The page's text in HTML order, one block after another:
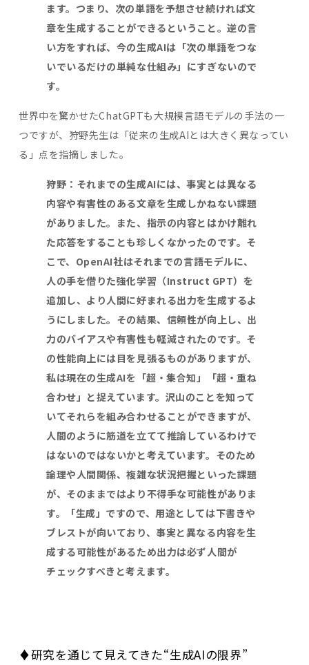
ます。つまり、次の単語を予想させ続ければ文
章を生成することができるということ。逆の言
い方をすれば、今の生成AIは「次の単語をつな
いでいるだけの単純な仕組み」にすぎないので
す。
世界中を驚かせたChatGPTも大規模言語モデルの手法の一
つですが、狩野先生は「従来の生成AIとは大きく異なってい
る」点を指摘しました。
狩野：それまでの生成AIには、事実とは異なる
内容や有害性のある文章を生成しかねない課題
がありました。また、指示の内容とはかけ離れ
た応答をすることも珍しくなかったのです。そ
こで、 OpenAI社はそれまでの言語モデルに、
人の手を借りた強化学習（Instruct GPT）を
追加し、より人間に好まれる出力を生成するよ
うにしました。その結果、信頼性が向上し、出
力のバイアスや有害性も軽減されたのです。そ
の性能向上には目を見張るものがありますが、
私は現在の生成AIを「超・集合知」「超・重ね
合わせ」と捉えています。沢山のことを知って
いてそれらを組み合わせることができますが、
人間のように筋道を立てて推論しているわけで
はないのではないかと考えています。そのため
論理や人間関係、複雑な状況把握といった課題
が、そのままではより不得手な可能性がありま
す。「生成」ですので、用途としては下書きや
ブレストが向いており、事実と異なる内容を生
成する可能性があるため出力は必ず人間が
チェックすべきと考えます。
♦研究を通じて見えてきた“生成AIの限界”